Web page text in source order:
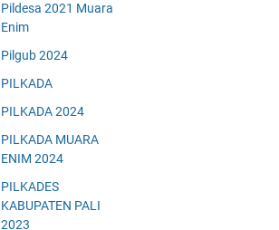
Pildesa 2021 Muara
Enim
Pilgub 2024
PILKADA
PILKADA 2024
PILKADA MUARA
ENIM 2024
PILKADES
KABUPATEN PALI
2023